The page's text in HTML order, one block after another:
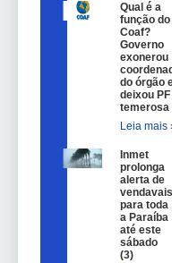
Qual é a
função do
Coaf?
Governo
exonerou
coordenador
do órgão e
deixou PF
temerosa
Leia mais »
Inmet
prolonga
alerta de
vendavais
para toda
a Paraíba
até este
sábado
(3)